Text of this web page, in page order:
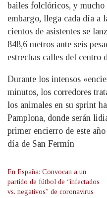
bailes folclóricos, y
embargo, llega cada día a
cientos de asistentes se
848,6 metros ante seis
estrechas calles del centro
Durante los intensos
minutos, los corredores
los animales en su sprint
Pamplona, donde serán
primer encierro de este
día de San Fermín
En España: Convocan a un
partido de fútbol de “infectados
vs. negativos” de coronavirus